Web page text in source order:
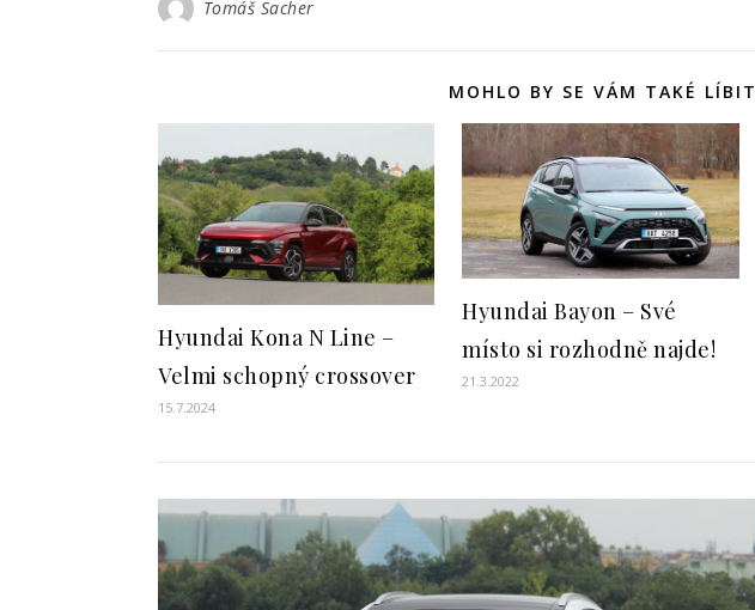
Tomáš Sacher
MOHLO BY SE VÁM TAKÉ LÍBIT
Hyundai Kona N Line –
Velmi schopný crossover
15.7.2024
Hyundai Bayon – Své
místo si rozhodně najde!
21.3.2022